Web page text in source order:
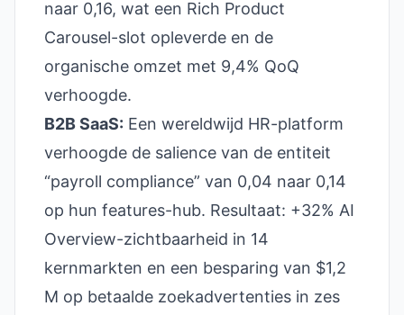
naar 0,16, wat een Rich Product
Carousel-slot opleverde en de
organische omzet met 9,4% QoQ
verhoogde.
B2B SaaS: Een wereldwijd HR-platform
verhoogde de salience van de entiteit
“payroll compliance” van 0,04 naar 0,14
op hun features-hub. Resultaat: +32% AI
Overview-zichtbaarheid in 14
kernmarkten en een besparing van $1,2
M op betaalde zoekadvertenties in zes